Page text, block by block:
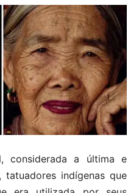
considerada a última e
tatuadores indígenas que